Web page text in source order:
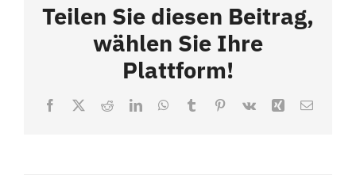
Teilen Sie diesen Beitrag,
wählen Sie Ihre
Plattform!
Facebook
X RedditLinkedInWhatsApp
TumblrPinterest
Vk Xing Email